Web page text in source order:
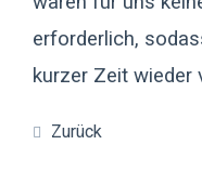
erforderlich,
kurzer Zeit wieder
Zurück